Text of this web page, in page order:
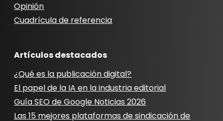
Opinión
Cuadrícula de referencia
Artículos destacados
¿Qué es la publicación digital?
El papel de la IA en la industria editorial
Guía SEO de Google Noticias 2026
Las 15 mejores plataformas de sindicación de